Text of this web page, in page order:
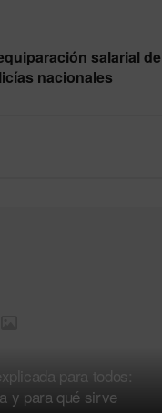
salarial de
nacionales
para todos:
y para qué sirve